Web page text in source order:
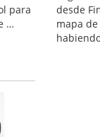
para
…
desde
mapa